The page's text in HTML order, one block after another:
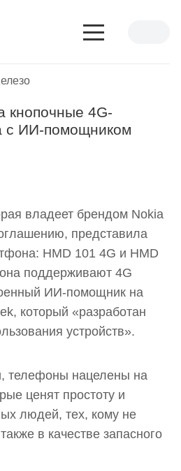
кнопочные 4G-
с ИИ-помощником
владеет брендом Nokia
представила
HMD 101 4G и HMD
поддерживают 4G
ИИ-помощник на
который «разработан
устройств».
телефоны нацелены на
ценят простоту и
людей, тех, кому не
в качестве запасного